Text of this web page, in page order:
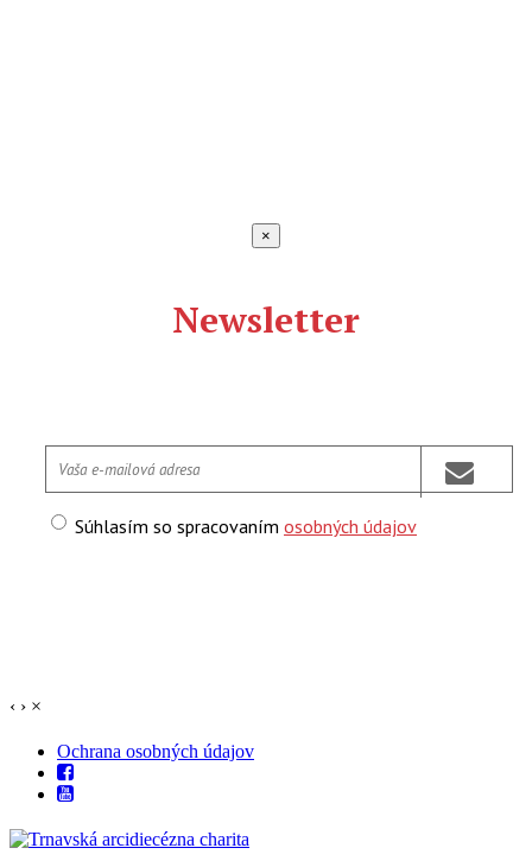
×
Newsletter
Súhlasím so spracovaním osobných údajov
‹ › ×
Ochrana osobných údajov